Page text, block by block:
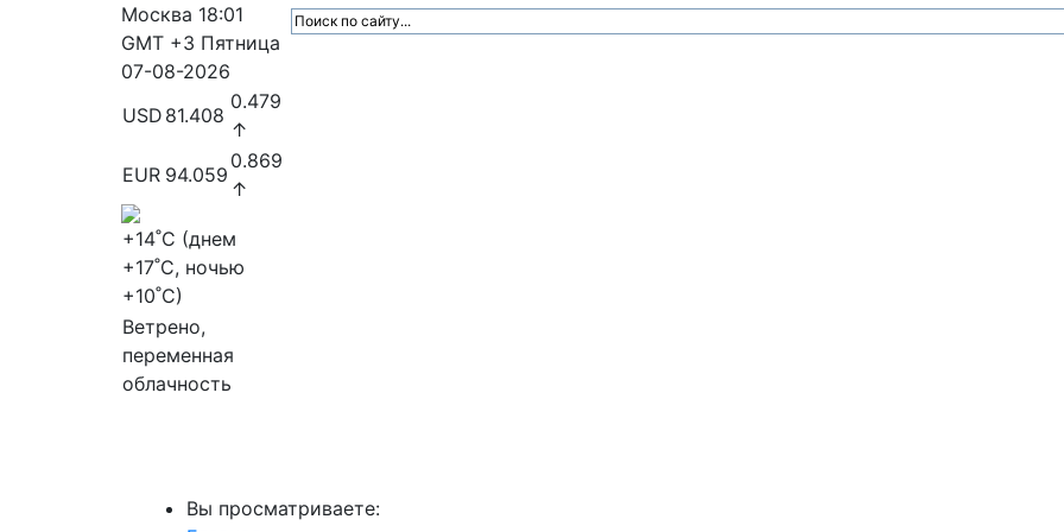
Москва 18:01
GMT +3 Пятница
07-08-2026
USD 81.408
0.479
↑
EUR 94.059
0.869
↑
+14˚C (днем
+17˚C, ночью
+10˚C)
Ветрено,
переменная
облачность
Вы просматриваете: